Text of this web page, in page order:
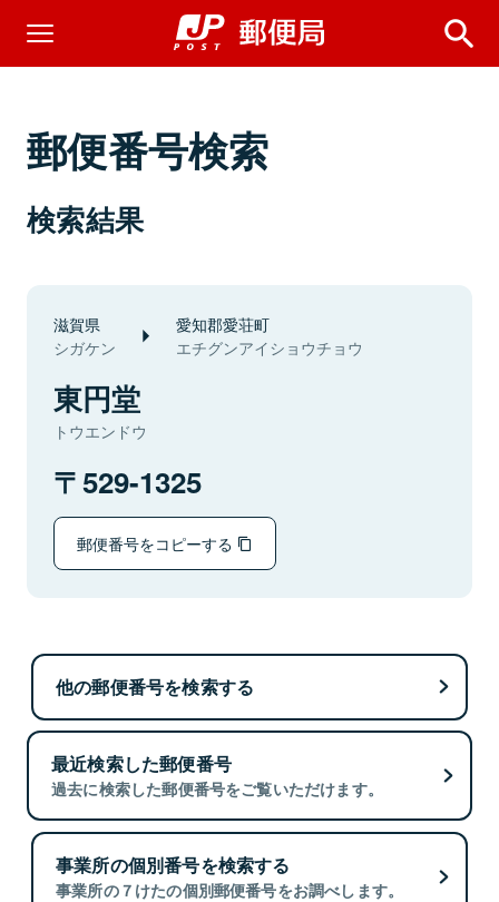
郵便番号検索
検索結果
滋賀県
シガケン
愛知郡愛荘町
エチグンアイショウチョウ
東円堂
トウエンドウ
529-1325
郵便番号をコピーする
他の郵便番号を検索する
最近検索した郵便番号
過去に検索した郵便番号をご覧いただけます。
事業所の個別番号を検索する
事業所の７けたの個別郵便番号をお調べします。